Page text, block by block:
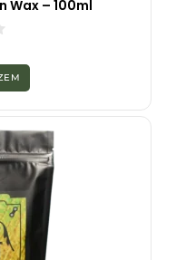
Wax – 100ml